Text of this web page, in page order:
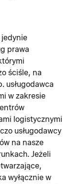
prawa
ściśle, na
usługodawca
w zakresie
logistycznymi
usługodawcy
na nasze
Jeżeli
wyłącznie w